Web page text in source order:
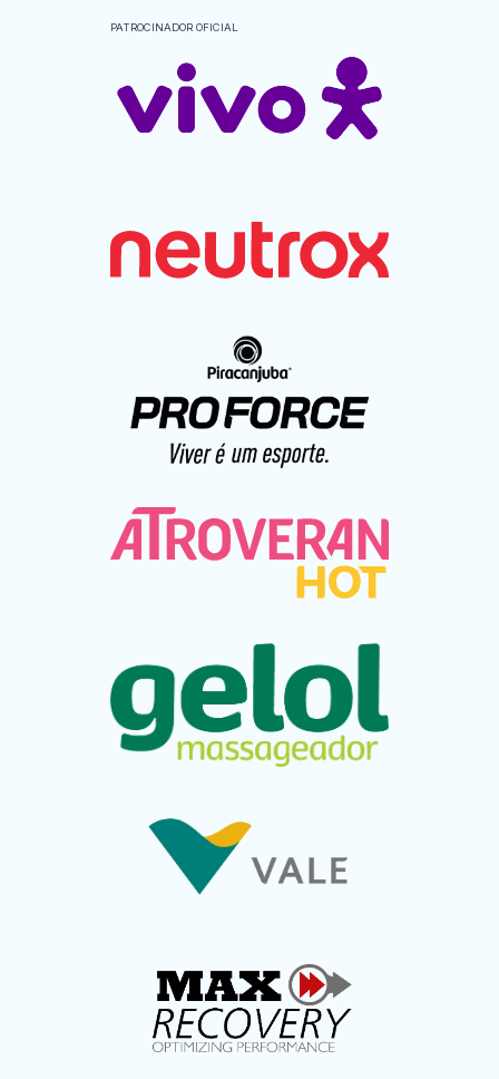
PATROCINADOR OFICIAL